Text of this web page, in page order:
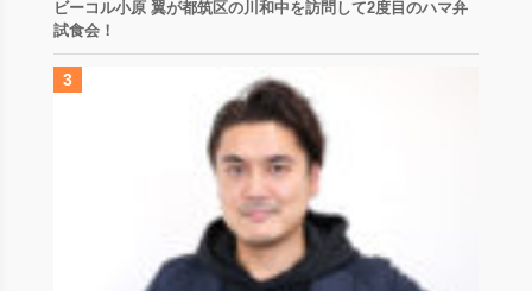
ビーコル小原 翼が都筑区の川和中を訪問して2度目のハマ弁
試食会！